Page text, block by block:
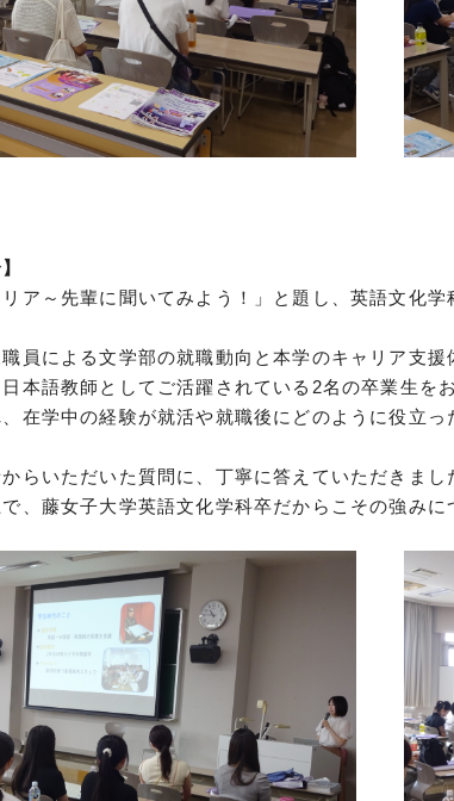
リア～先輩に聞いてみよう！」と題し、英語文化
員による文学部の就職動向と本学のキャリア支
日本語教師としてご活躍されている2名の卒業生を
在学中の経験が就活や就職後にどのように役立
らいただいた質問に、丁寧に答えていただきま
、藤女子大学英語文化学科卒だからこその強み